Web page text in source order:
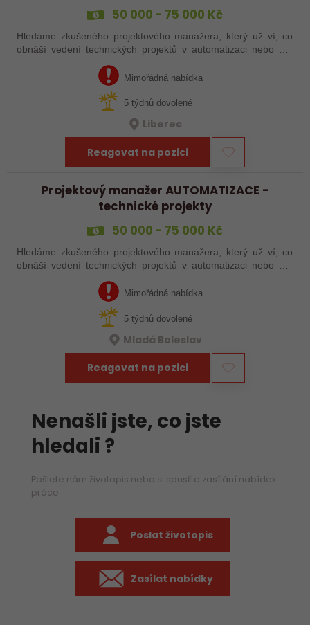
50 000 - 75 000 Kč
Hledáme zkušeného projektového manažera, který už ví, co
obnáší vedení technických projektů v automatizaci nebo má
zkušenosti s automatizačními výrobními linkami. S rostoucím
objemem zakázek proto…Mimořádná nabídka
5 týdnů dovolené
Liberec
Reagovat na pozici
Projektový manažer AUTOMATIZACE -
technické projekty
50 000 - 75 000 Kč
Hledáme zkušeného projektového manažera, který už ví, co
obnáší vedení technických projektů v automatizaci nebo má
objemem zakázek proto…Mimořádná nabídka
5 týdnů dovolené
Mladá Boleslav
Reagovat na pozici
Nenašli jste, co jste
hledali ?
Pošlete nám životopis nebo si spusťte zasílání nabídek
práce
Poslat životopis
Zasílat nabídky